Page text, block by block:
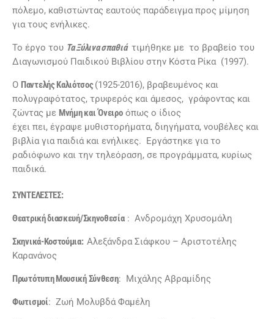
πόλεμο, καθιστώντας εαυτούς παράδειγμα προς μίμηση
για τους ενήλικες.
Το έργο του Τα Ξύλινα σπαθιάτιμήθηκε με το βραβείο του
Διαγωνισμού Παιδικού Βιβλίου στην Κόστα Ρίκα (1997).
Ο Παντελής Καλιότσος(1925-2016), βραβευμένος και
πολυγραφότατος, τρυφερός και άμεσος, γράφοντας και
ζώντας με Mνήμη και Όνειροόπως ο ίδιος
έχει πει, έγραψε μυθιστορήματα, διηγήματα, νουβέλες και
βιβλία για παιδιά και ενήλικες. Εργάστηκε για το
ραδιόφωνο και την τηλεόραση, σε προγράμματα, κυρίως
παιδικά.
ΣΥΝΤΕΛΕΣΤΕΣ:
Θεατρική διασκευή/Σκηνοθεσία: Ανδρομάχη Χρυσομάλη
Σκηνικά-Κοστούμια: Αλεξάνδρα Σιάφκου – Αριστοτέλης
Καρανάνος
Πρωτότυπη Μουσική Σύνθεση: Μιχάλης Αβραμίδης
Φωτισμοί: Ζωή Μολυβδά Φαμέλη